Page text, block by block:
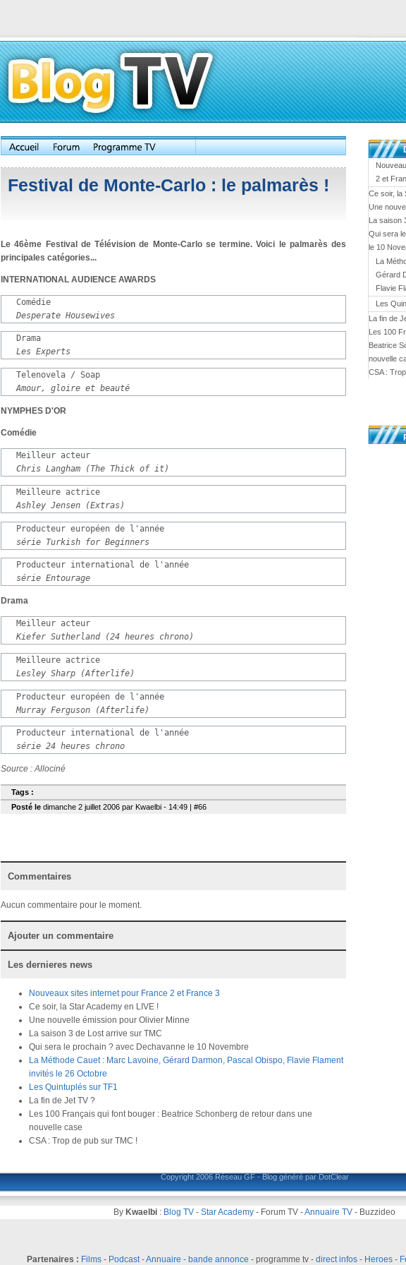
Festival de Monte-Carlo : le palmarès !
Le 46ème Festival de Télévision de Monte-Carlo se termine. Voici le palmarès des
principales catégories...
INTERNATIONAL AUDIENCE AWARDS
   Comédie
Desperate Housewives
   Drama
Les Experts
   Telenovela / Soap
Amour, gloire et beauté
NYMPHES D'OR
Comédie
   Meilleur acteur
Chris Langham (The Thick of it)
   Meilleure actrice
Ashley Jensen (Extras)
   Producteur européen de l'année
série Turkish for Beginners
   Producteur international de l'année
série Entourage
Drama
   Meilleur acteur
Kiefer Sutherland (24 heures chrono)
   Meilleure actrice
Lesley Sharp (Afterlife)
   Producteur européen de l'année
Murray Ferguson (Afterlife)
   Producteur international de l'année
série 24 heures chrono
Source : Allociné
Tags :
Posté le dimanche 2 juillet 2006 par Kwaelbi - 14:49 | #66
Commentaires
Aucun commentaire pour le moment.
Ajouter un commentaire
Les dernieres news
Nouveaux sites internet pour France 2 et France 3
Ce soir, la Star Academy en LIVE !
Une nouvelle émission pour Olivier Minne
La saison 3 de Lost arrive sur TMC
Qui sera le prochain ? avec Dechavanne le 10 Novembre
La Méthode Cauet : Marc Lavoine, Gérard Darmon, Pascal Obispo, Flavie Flament
invités le 26 Octobre
Les Quintuplés sur TF1
La fin de Jet TV ?
Les 100 Français qui font bouger : Beatrice Schonberg de retour dans une
nouvelle case
CSA : Trop de pub sur TMC !
2 et
Ce soir, la
Une
La
Qui sera
le 10
La
Gérard
Flavie
Les
La fin de
Les 100
Beatrice
nouvelle
CSA :
Copyright 2006Réseau GF-Blog généré par DotClear
By Kwaelbi : Blog TV - Star Academy - Forum TV -Annuaire TV - Buzzideo
Partenaires : Films- Podcast-Annuaire - bande annonce - programme tv- direct infos- Heroes-